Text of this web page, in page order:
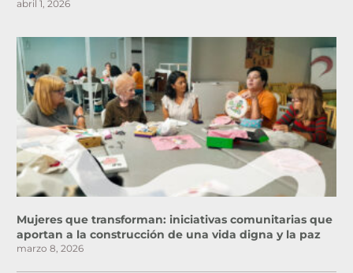
abril 1, 2026
Mujeres que transforman: iniciativas comunitarias que
aportan a la construcción de una vida digna y la paz
marzo 8, 2026